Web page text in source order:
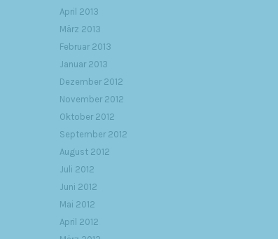
April 2013
März 2013
Februar 2013
Januar 2013
Dezember 2012
November 2012
Oktober 2012
September 2012
August 2012
Juli 2012
Juni 2012
Mai 2012
April 2012